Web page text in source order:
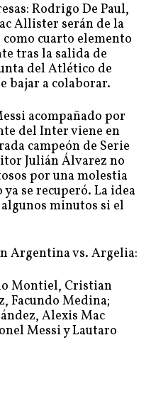
Rodrigo De Paul,
Allister serán de la
cuarto elemento
tras la salida de
del Atlético de
bajar a colaborar.
acompañado por
del Inter viene en
campeón de Serie
Julián Álvarez no
por una molestia
se recuperó. La idea
minutos si el
Argentina vs. Argelia:
Montiel, Cristian
Facundo Medina;
Alexis Mac
Messi y Lautaro